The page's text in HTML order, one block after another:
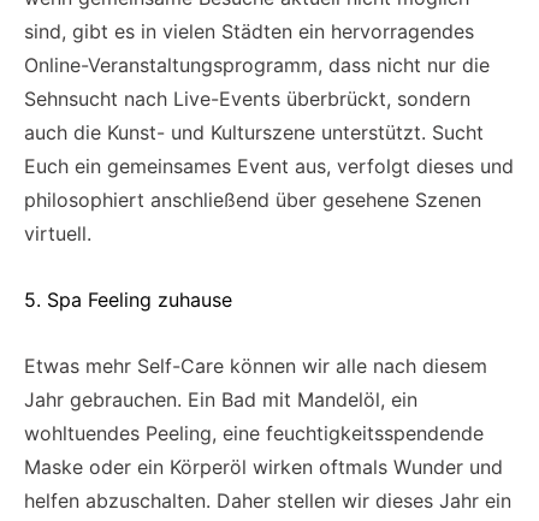
sind, gibt es in vielen Städten ein hervorragendes
Online-Veranstaltungsprogramm, dass nicht nur die
Sehnsucht nach Live-Events überbrückt, sondern
auch die Kunst- und Kulturszene unterstützt. Sucht
Euch ein gemeinsames Event aus, verfolgt dieses und
philosophiert anschließend über gesehene Szenen
virtuell.
5. Spa Feeling zuhause
Etwas mehr Self-Care können wir alle nach diesem
Jahr gebrauchen. Ein Bad mit Mandelöl, ein
wohltuendes Peeling, eine feuchtigkeitsspendende
Maske oder ein Körperöl wirken oftmals Wunder und
helfen abzuschalten. Daher stellen wir dieses Jahr ein